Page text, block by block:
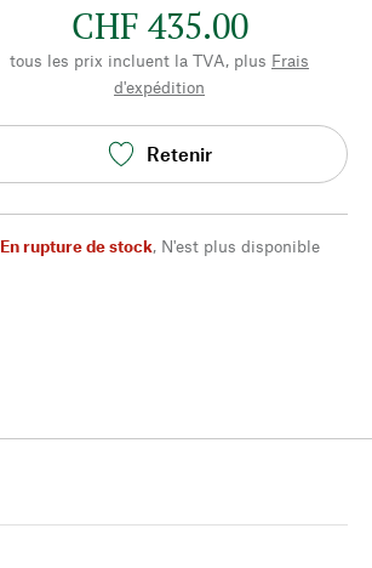
CHF 435.00
tous les prix incluent la TVA, plus Frais
d'expédition
Retenir
En rupture de stock, N'est plus disponible